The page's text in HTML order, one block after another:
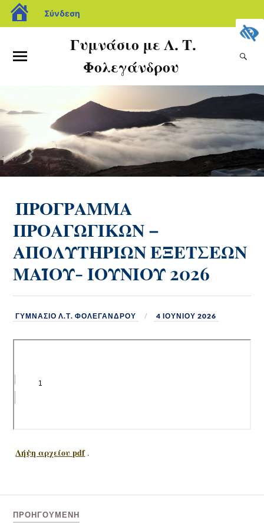
Σύνδεση
Γυμνάσιο με Λ. Τ.
Φολεγάνδρου
ΠΡΟΓΡΑΜΜΑ
ΠΡΟΑΓΩΓΙΚΩΝ –
ΑΠΟΛΥΤΗΡΙΩΝ ΕΞΕΤΣΕΩΝ
ΜΑΪΟΥ- ΙΟΥΝΙΟΥ 2026
ΓΥΜΝΆΣΙΟ Λ.Τ. ΦΟΛΕΓΆΝΔΡΟΥ 4 ΙΟΥΝΊΟΥ 2026
Λήψη αρχείου pdf .
ΠΡΟΗΓΟΎΜΕΝΗ